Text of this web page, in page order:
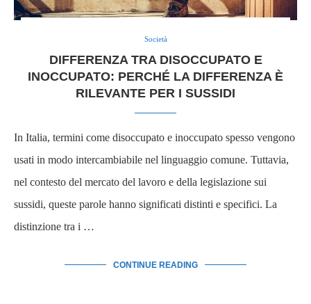
Società
DIFFERENZA TRA DISOCCUPATO E
INOCCUPATO: PERCHÉ LA DIFFERENZA È
RILEVANTE PER I SUSSIDI
In Italia, termini come disoccupato e inoccupato spesso vengono
usati in modo intercambiabile nel linguaggio comune. Tuttavia,
nel contesto del mercato del lavoro e della legislazione sui
sussidi, queste parole hanno significati distinti e specifici. La
distinzione tra i …
CONTINUE READING